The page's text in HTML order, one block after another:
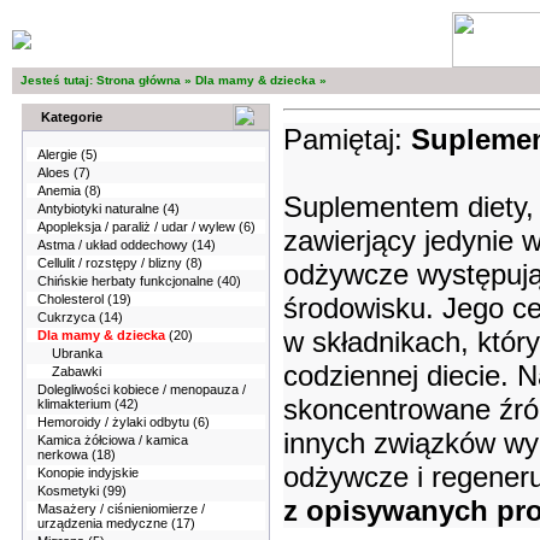
Jesteś tutaj: Strona główna » Dla mamy & dziecka »
Kategorie
Alergie (5)
Aloes (7)
Anemia (8)
Antybiotyki naturalne (4)
Apopleksja / paraliż / udar / wylew (6)
Astma / układ oddechowy (14)
Cellulit / rozstępy / blizny (8)
Chińskie herbaty funkcjonalne (40)
Cholesterol (19)
Cukrzyca (14)
Dla mamy & dziecka (20)
Ubranka
Zabawki
Dolegliwości kobiece / menopauza /
klimakterium (42)
Hemoroidy / żylaki odbytu (6)
Kamica żółciowa / kamica
nerkowa (18)
Konopie indyjskie
Kosmetyki (99)
Masażery / ciśnieniomierze /
urządzenia medyczne (17)
Pamiętaj:
Suplementem
zawierjący jedynie
odżywcze
środowisku. Jego
w składnikach,
codziennej diecie.
skoncentrowane
innych związków
odżywcze i
z opisywanych